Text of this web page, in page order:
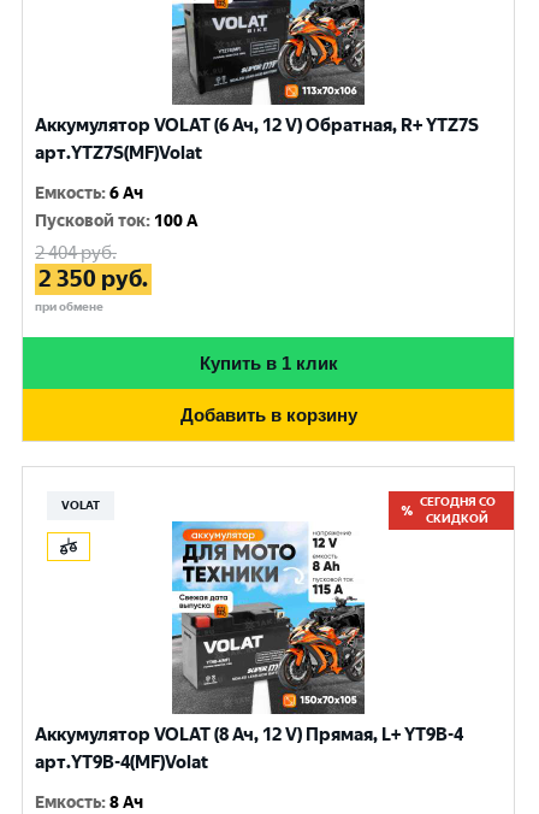
Аккумулятор VOLAT (6 Ач, 12 V) Обратная, R+ YTZ7S
арт.YTZ7S(MF)Volat
Емкость:6 Ач
Пусковой ток: 100 A
2 404руб.
2 350 руб.
при обмене
Купить в 1 клик
Добавить в корзину
VOLAT
СЕГОДНЯ СО
СКИДКОЙ
Аккумулятор VOLAT (8 Ач, 12 V) Прямая, L+ YT9B-4
арт.YT9B-4(MF)Volat
Емкость:8 Ач